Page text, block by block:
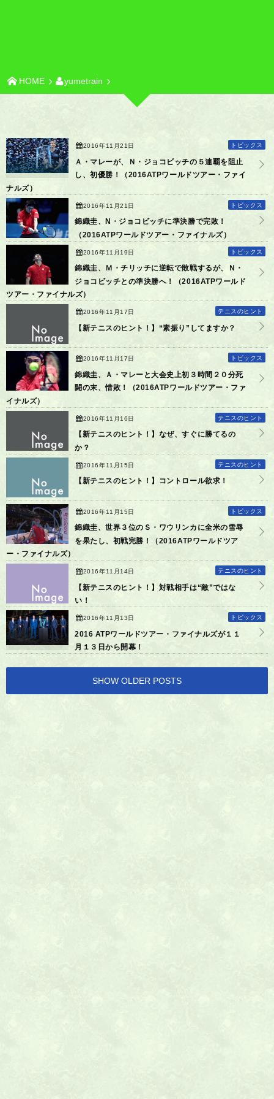
HOME yumetrain
2016年11月21日 トピックス
Ａ・マレーが、Ｎ・ジョコビッチの５連覇を阻止
し、初優勝！（2016ATPワールドツアー・ファイ
ナルズ）
2016年11月21日 トピックス
錦織圭、N・ジョコビッチに準決勝で完敗！
（2016ATPワールドツアー・ファイナルズ）
2016年11月19日 トピックス
錦織圭、Ｍ・チリッチに逆転で敗戦するが、Ｎ・
ジョコビッチとの準決勝へ！（2016ATPワールド
ツアー・ファイナルズ）
2016年11月17日 テニスのヒント
【新テニスのヒント！】“素振り”してますか？
2016年11月17日 トピックス
錦織圭、Ａ・マレーと大会史上初３時間２０分死
闘の末、惜敗！（2016ATPワールドツアー・ファ
イナルズ）
2016年11月16日 テニスのヒント
【新テニスのヒント！】なぜ、すぐに勝てるの
か？
2016年11月15日 テニスのヒント
【新テニスのヒント！】コントロール欲求！
2016年11月15日 トピックス
錦織圭、世界３位のＳ・ワウリンカに全米の雪辱
を果たし、初戦完勝！（2016ATPワールドツア
ー・ファイナルズ）
2016年11月14日 テニスのヒント
【新テニスのヒント！】対戦相手は“敵”ではな
い！
2016年11月13日 トピックス
2016 ATPワールドツアー・ファイナルズが１１
月１３日から開幕！
SHOW OLDER POSTS